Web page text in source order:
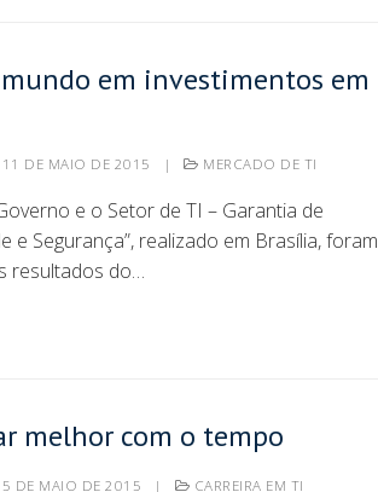
em investimentos em
11 DE MAIO DE 2015 | MERCADO DE TI
e o Setor de TI – Garantia de
e Segurança”, realizado em Brasília, foram
resultados do…
melhor com o tempo
5 DE MAIO DE 2015 | CARREIRA EM TI